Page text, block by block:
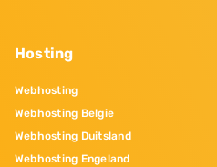
Hosting
Webhosting
Webhosting Belgie
Webhosting Duitsland
Webhosting Engeland